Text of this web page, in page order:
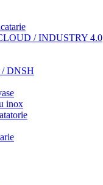
/ INDUSTRY 4.0
/ DNSH
inox